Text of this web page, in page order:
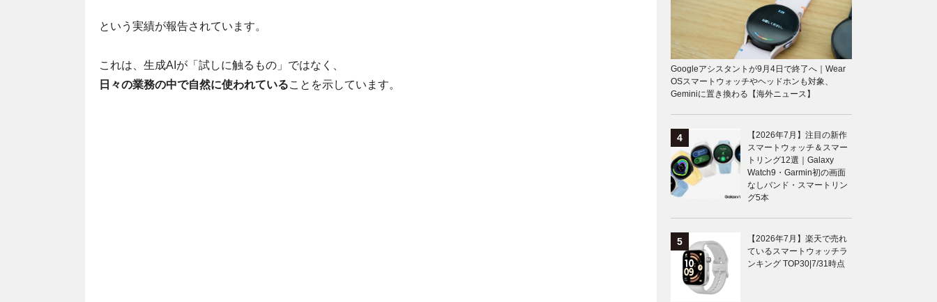
という実績が報告されています。
これは、生成AIが「試しに触るもの」ではなく、
日々の業務の中で自然に使われていることを示しています。
Googleアシスタントが9月4日で終了へ｜Wear
OSスマートウォッチやヘッドホンも対象、
Geminiに置き換わる【海外ニュース】
【2026年7月】注目の新作
スマートウォッチ＆スマー
トリング12選｜Galaxy
Watch9・Garmin初の画面
なしバンド・スマートリン
グ5本
【2026年7月】楽天で売れ
ているスマートウォッチラ
ンキング TOP30|7/31時点